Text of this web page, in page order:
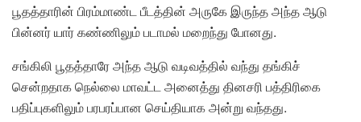
பூதத்தாரின் பிரம்மாண்ட பீடத்தின் அருகே இருந்த அந்த ஆடு
பின்னர் யார் கண்ணிலும் படாமல் மறைந்து போனது.
சங்கிலி பூதத்தாரே அந்த ஆடு வடிவத்தில் வந்து தங்கிச்
சென்றதாக நெல்லை மாவட்ட அனைத்து தினசரி பத்திரிகை
பதிப்புகளிலும் பரபரப்பான செய்தியாக அன்று வந்தது.